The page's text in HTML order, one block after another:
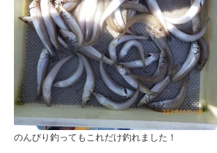
のんびり釣ってもこれだけ釣れました！